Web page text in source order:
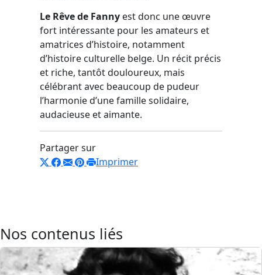
Le Rêve de Fanny est donc une œuvre
fort intéressante pour les amateurs et
amatrices d’histoire, notamment
d’histoire culturelle belge. Un récit précis
et riche, tantôt douloureux, mais
célébrant avec beaucoup de pudeur
l’harmonie d’une famille solidaire,
audacieuse et aimante.
Partager sur
Imprimer
Nos contenus liés